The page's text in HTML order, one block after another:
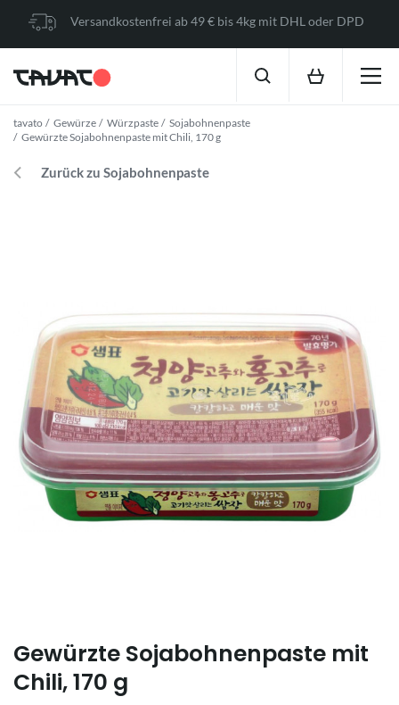
Versandkostenfrei ab 49 € bis 4kg mit DHL oder DPD
tavato Gewürze Würzpaste
Sojabohnenpaste
Gewürzte Sojabohnenpaste mit Chili, 170 g
Zurück zu Sojabohnenpaste
Gewürzte Sojabohnenpaste mit
Chili, 170 g